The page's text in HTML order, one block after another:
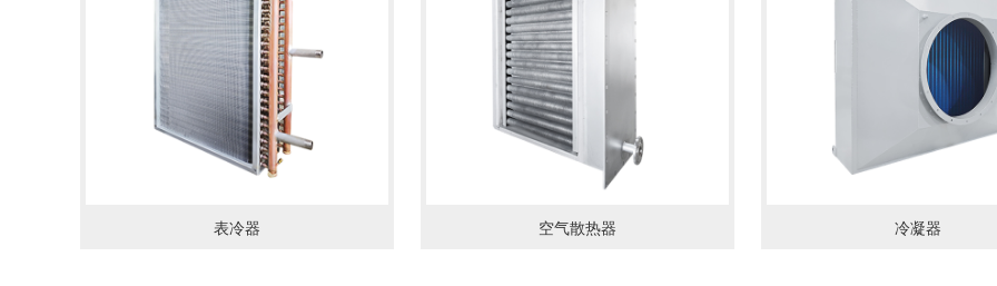
表冷器 空气散热器
了解详情
冷凝器